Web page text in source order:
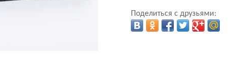
Поделиться с друзьями: